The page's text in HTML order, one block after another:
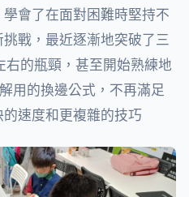
會了在面對困難時堅持不
戰，最近逐漸地突破了三
的瓶頸，甚至開始熟練地
用的換邊公式，不再滿足
速度和更複雜的技巧